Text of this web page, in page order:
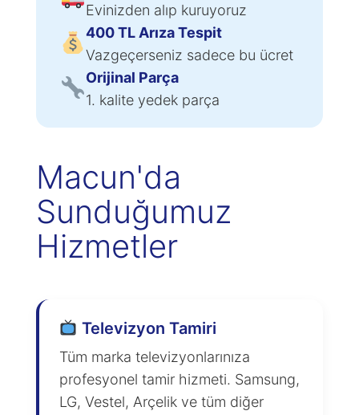
Evinizden alıp kuruyoruz
400 TL Arıza Tespit
Vazgeçerseniz sadece bu ücret
Orijinal Parça
1. kalite yedek parça
Macun'da
Sunduğumuz
Hizmetler
Televizyon Tamiri
Tüm marka televizyonlarınıza
profesyonel tamir hizmeti. Samsung,
LG, Vestel, Arçelik ve tüm diğer